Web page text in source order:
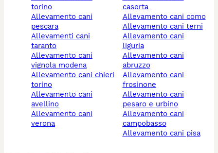
torino
allevamento cani
pescara
allevamenti cani
taranto
allevamento cani
vignola modena
allevamento cani chieri
torino
allevamento cani
avellino
allevamento cani
verona
caserta
allevamento cani como
allevamento cani terni
allevamento cani
liguria
allevamento cani
abruzzo
allevamento cani
frosinone
allevamento cani
pesaro e urbino
allevamento cani
campobasso
allevamento cani pisa